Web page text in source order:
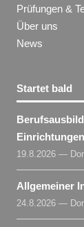
Prüfungen &
Über uns
News
Startet bald
19.8.2026 —
Allgemeiner
24.8.2026 —